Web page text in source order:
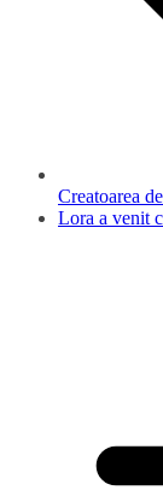
Creatoarea
Lora a venit